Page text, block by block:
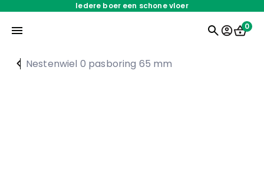
Iedere boer een schone vloer
0
Nestenwiel 0 pasboring 65 mm